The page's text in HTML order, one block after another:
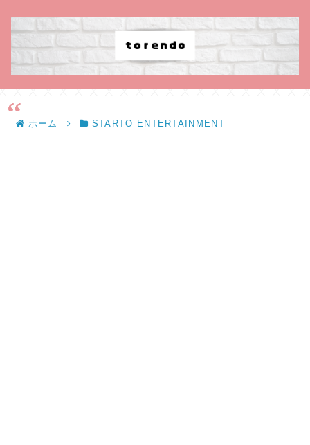
ホーム STARTO ENTERTAINMENT